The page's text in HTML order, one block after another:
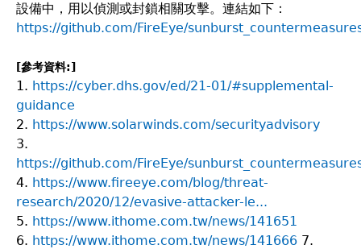
設備中，用以偵測或封鎖相關攻擊。連結如下：
https://github.com/FireEye/
[參考資料:]
1. https://cyber.dhs.gov/ed/21-01/#supplemental-
guidance
2. https://www.solarwinds.com/securityadvisory
3.
https://github.com/FireEye/
4. https://www.fireeye.com/blog/threat-
research/2020/12/evasive-attacker-le...
5. https://www.ithome.com.tw/news/141651
6. https://www.ithome.com.tw/news/141666 7.